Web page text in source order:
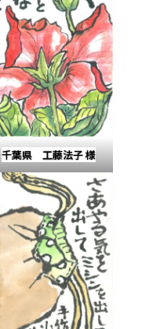
千葉県 工藤法子 様